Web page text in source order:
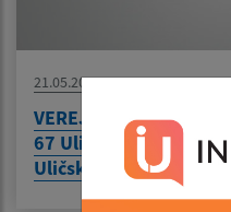
21.05.2026
VEREJNÁ VYHLÁŠKA
67 Uličské Krivé 45 –
Uličské Krivé - líniová